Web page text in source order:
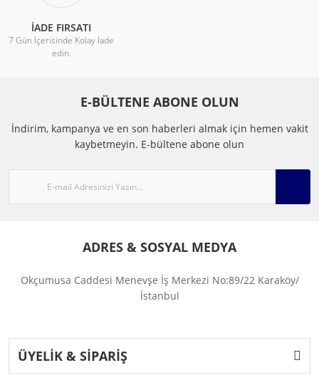
İADE FIRSATI
7 Gün İçerisinde Kolay İade
edin.
E-BÜLTENE ABONE OLUN
İndirim, kampanya ve en son haberleri almak için hemen vakit
kaybetmeyin. E-bültene abone olun
ADRES & SOSYAL MEDYA
Okçumusa Caddesi Menevşe İş Merkezi No:89/22 Karaköy/
İstanbul
ÜYELİK & SİPARİŞ